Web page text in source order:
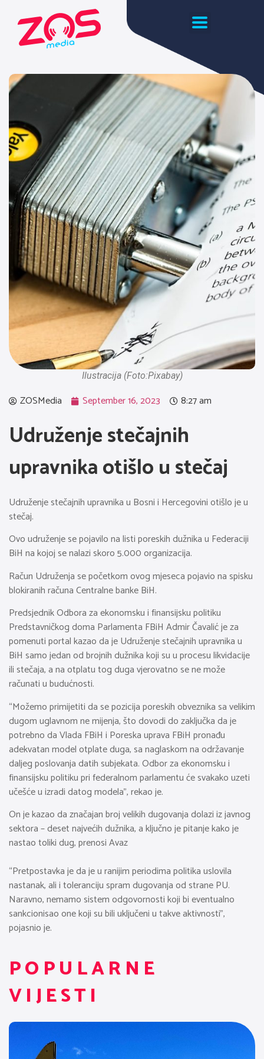
Ilustracija (Foto:Pixabay)
ZOSMedia September 16, 2023 8:27 am
Udruženje stečajnih
upravnika otišlo u stečaj
Udruženje stečajnih upravnika u Bosni i Hercegovini otišlo je u
stečaj.
Ovo udruženje se pojavilo na listi poreskih dužnika u Federaciji
BiH na kojoj se nalazi skoro 5.000 organizacija.
Račun Udruženja se početkom ovog mjeseca pojavio na spisku
blokiranih računa Centralne banke BiH.
Predsjednik Odbora za ekonomsku i finansijsku politiku
Predstavničkog doma Parlamenta FBiH Admir Čavalić je za
pomenuti portal kazao da je Udruženje stečajnih upravnika u
BiH samo jedan od brojnih dužnika koji su u procesu likvidacije
ili stečaja, a na otplatu tog duga vjerovatno se ne može
računati u budućnosti.
“Možemo primijetiti da se pozicija poreskih obveznika sa velikim
dugom uglavnom ne mijenja, što dovodi do zaključka da je
potrebno da Vlada FBiH i Poreska uprava FBiH pronađu
adekvatan model otplate duga, sa naglaskom na održavanje
daljeg poslovanja datih subjekata. Odbor za ekonomsku i
finansijsku politiku pri federalnom parlamentu će svakako uzeti
učešće u izradi datog modela”, rekao je.
On je kazao da značajan broj velikih dugovanja dolazi iz javnog
sektora – deset najvećih dužnika, a ključno je pitanje kako je
nastao toliki dug, prenosi Avaz
“Pretpostavka je da je u ranijim periodima politika uslovila
nastanak, ali i toleranciju spram dugovanja od strane PU.
Naravno, nemamo sistem odgovornosti koji bi eventualno
sankcionisao one koji su bili uključeni u takve aktivnosti”,
pojasnio je.
POPULARNE
VIJESTI